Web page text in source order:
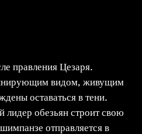
правления Цезаря.
видом, живущим
оставаться в тени.
лидер обезьян строит свою
отправляется в